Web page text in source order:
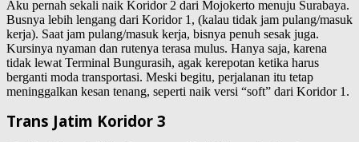
Aku pernah sekali naik Koridor 2 dari Mojokerto menuju Surabaya.
Busnya lebih lengang dari Koridor 1, (kalau tidak jam pulang/masuk
kerja). Saat jam pulang/masuk kerja, bisnya penuh sesak juga.
Kursinya nyaman dan rutenya terasa mulus. Hanya saja, karena
tidak lewat Terminal Bungurasih, agak kerepotan ketika harus
berganti moda transportasi. Meski begitu, perjalanan itu tetap
meninggalkan kesan tenang, seperti naik versi “soft” dari Koridor 1.
Trans Jatim Koridor 3